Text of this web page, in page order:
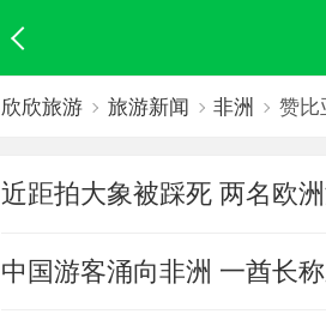
欣欣旅游 旅游新闻 非洲 赞比
近距拍大象被踩死 两名欧
中国游客涌向非洲 一酋长